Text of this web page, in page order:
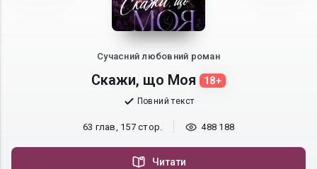
Сучасний любовний роман
Скажи, що Моя 18+
Повний текст
63 глав, 157 стор. 488 188
Читати